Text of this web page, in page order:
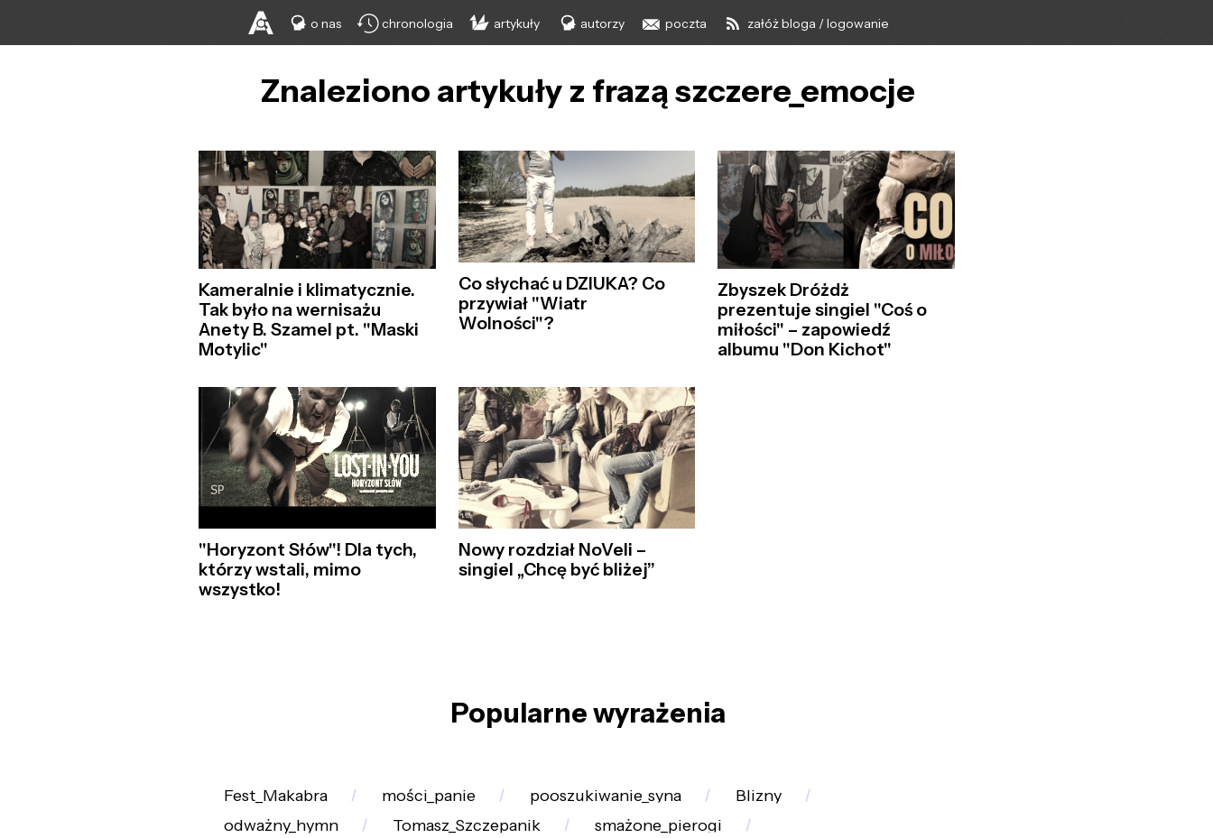
o nas chronologia artykuły autorzy poczta załóż bloga / logowanie
Znaleziono artykuły z frazą szczere_emocje
Kameralnie i klimatycznie.
Tak było na wernisażu
Anety B. Szamel pt. "Maski
Motylic"
Co słychać u DZIUKA? Co
przywiał "Wiatr
Wolności"?
Zbyszek Dróżdż
prezentuje singiel "Coś o
miłości" – zapowiedź
albumu "Don Kichot"
"Horyzont Słów"! Dla tych,
którzy wstali, mimo
wszystko!
Nowy rozdział NoVeli –
singiel „Chcę być bliżej”
Popularne wyrażenia
Fest_Makabra mości_panie pooszukiwanie_syna
Blizny
odważny_hymn
Tomasz_Szczepanik
smażone_pierogi